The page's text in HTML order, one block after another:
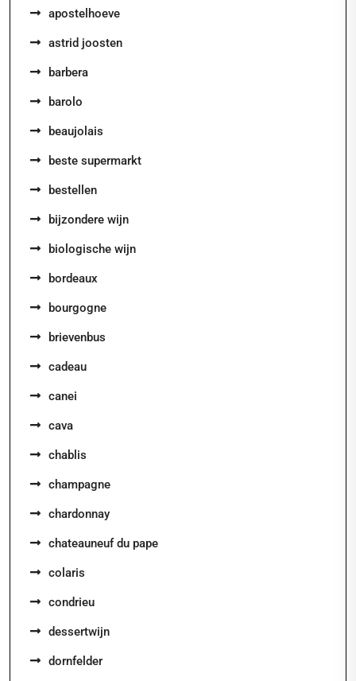
apostelhoeve
astrid joosten
barbera
barolo
beaujolais
beste supermarkt
bestellen
bijzondere wijn
biologische wijn
bordeaux
bourgogne
brievenbus
cadeau
canei
cava
chablis
champagne
chardonnay
chateauneuf du pape
colaris
condrieu
dessertwijn
dornfelder